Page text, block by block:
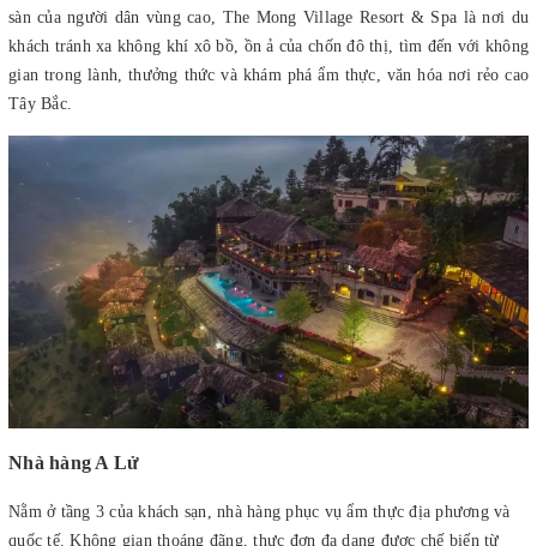
sàn của người dân vùng cao, The Mong Village Resort & Spa là nơi du
khách tránh xa không khí xô bồ, ồn ả của chốn đô thị, tìm đến với không
gian trong lành, thưởng thức và khám phá ẩm thực, văn hóa nơi rẻo cao
Tây Bắc.
Nhà hàng A Lử
Nằm ở tầng 3 của khách sạn, nhà hàng phục vụ ẩm thực địa phương và
quốc tế. Không gian thoáng đãng, thực đơn đa dạng được chế biến từ